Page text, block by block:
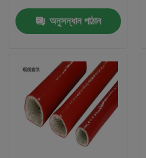
পণ্য
আমাদের সম্পর্কে
অনুসন্ধান পাঠান